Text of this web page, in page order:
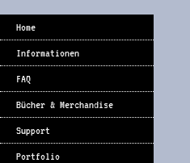
Home
Informationen
FAQ
Bücher & Merchandise
Support
Portfolio